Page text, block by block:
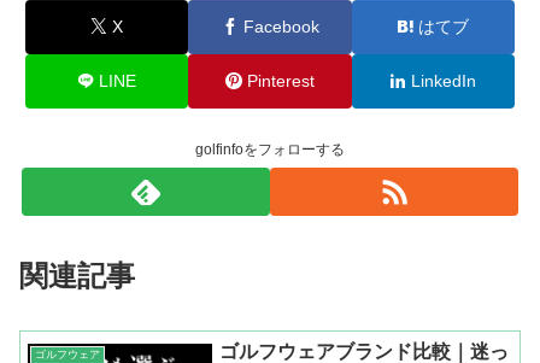
X Facebook はてブ
LINE Pinterest LinkedIn
golfinfoをフォローする
関連記事
ゴルフウェア
ゴルフウェアブランド比較｜迷っ